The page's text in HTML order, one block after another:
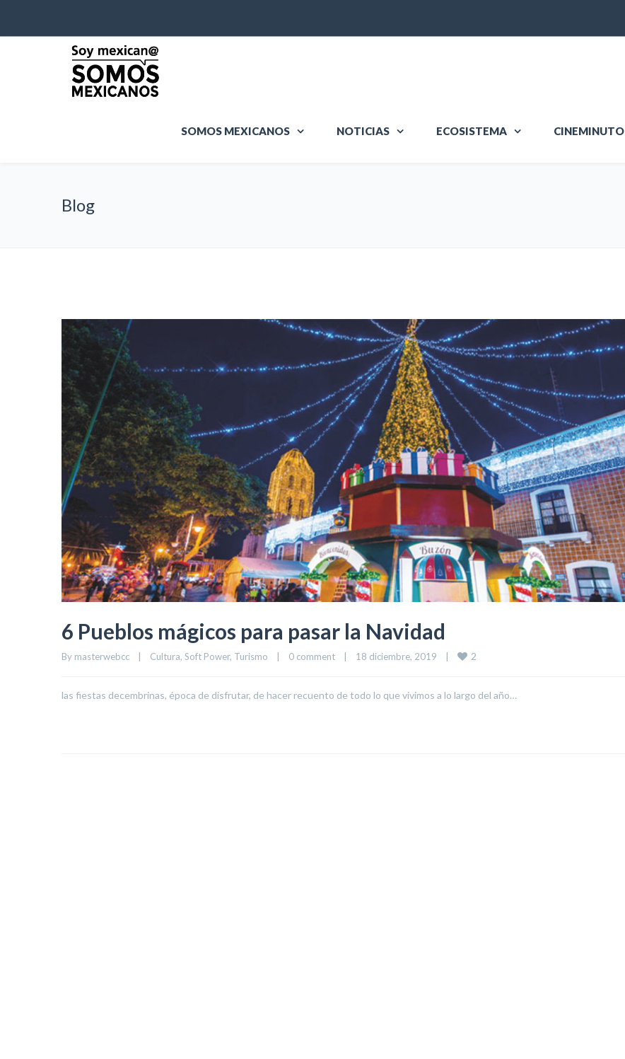
SOMOS MEXICANOS NOTICIAS ECOSISTEMA CINEMINUTO
Blog
6 Pueblos mágicos para pasar la Navidad
By masterwebcc Cultura, Soft Power, Turismo 0 comment 18 diciembre, 2019 2
las fiestas decembrinas, época de disfrutar, de hacer recuento de todo lo que vivimos a lo largo del año…